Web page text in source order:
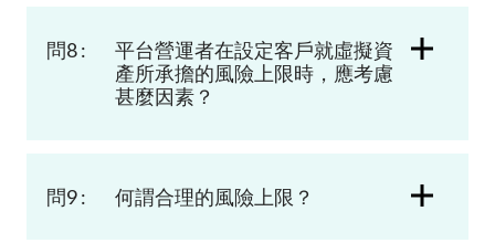
問8 :
平台營運者在設定客戶就虛擬資
產所承擔的風險上限時，應考慮
甚麼因素？
問9 : 何謂合理的風險上限？